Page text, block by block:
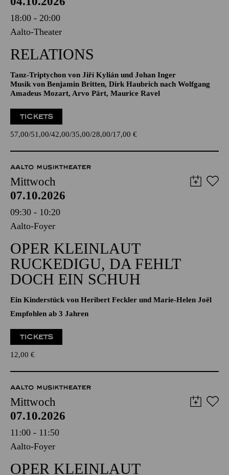
AALTO BALLETT ESSEN
Sonntag
04.10.2026
18:00 - 20:00
RELATIONS
Musik von Benjamin Britten, Dirk Haubrich nach Wolfgang
Amadeus Mozart, Arvo Pärt, Maurice Ravel
57,00 51,00 42,00 35,00
AALTO MUSIKTHEATER
Mittwoch
07.10.2026
09:30 - 10:20
Aalto-Foyer
OPER KLEINLAUT
RUCKEDIGU, DA FEHLT
DOCH EIN SCHUH
Ein Kinderstück von Heribert Feckler und Marie-Helen Joël
Empfohlen ab 3 Jahren
12,00€
AALTO MUSIKTHEATER
Mittwoch
07.10.2026
11:00 - 11:50